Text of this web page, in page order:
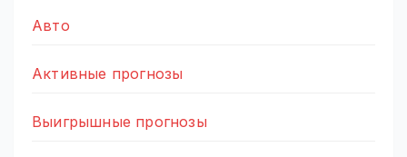
Авто
Активные прогнозы
Выигрышные прогнозы